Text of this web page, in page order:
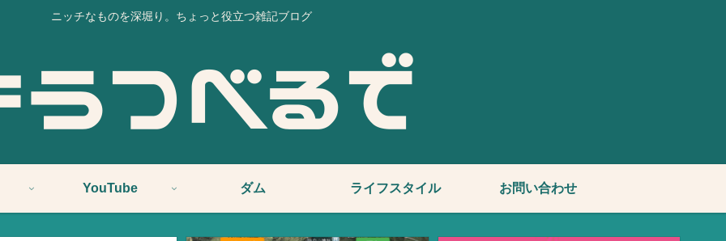
ニッチなものを深堀り。ちょっと役立つ雑記ブログ
YouTube ダム ライフスタイル お問い合わせ